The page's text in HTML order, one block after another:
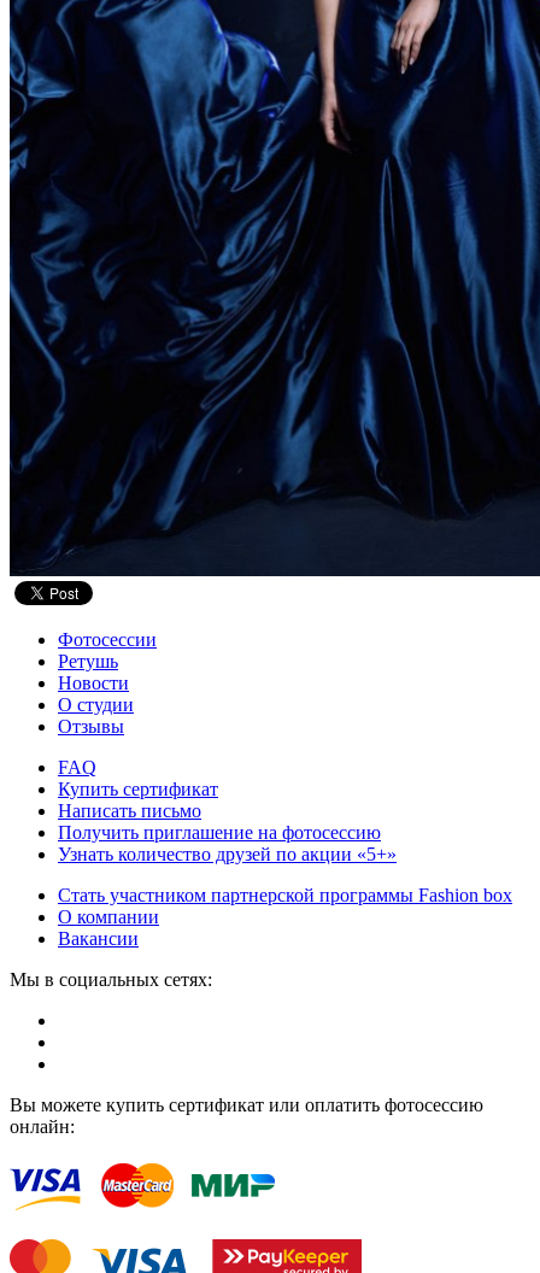
Фотосессии
Ретушь
Новости
О студии
Отзывы
FAQ
Купить сертификат
Написать письмо
Получить приглашение на фотосессию
Узнать количество друзей по акции «5+»
Стать участником партнерской программы Fashion box
О компании
Вакансии
Мы в социальных сетях:
Вы можете купить сертификат или оплатить фотосессию
онлайн: